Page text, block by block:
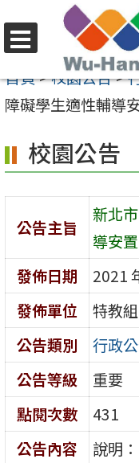
至
要
容
區
選
單
首頁>校園公告>
障礙學生適性輔導
校園公告
公告主旨
新北
導安
發佈日期
2021
發佈單位
特教組
公告類別
行政
公告等級
重要
點閱次數
431
公告內容
說明：